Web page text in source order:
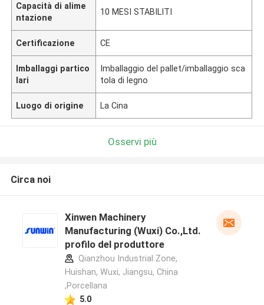
Capacità di alime
ntazione
10 MESI STABILITI
Certificazione CE
Imballaggi partico
lari
Imballaggio del pallet/imballaggio sca
tola di legno
Luogo di origine La Cina
Osservi più
Circa noi
Xinwen Machinery
Manufacturing (Wuxi) Co.,Ltd.
profilo del produttore
Qianzhou Industrial Zone,
Huishan, Wuxi, Jiangsu, China
,Porcellana
5.0